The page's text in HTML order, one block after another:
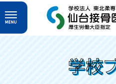
コ
ン
テ
ン
ナ
ビ
ゲ
ー
学校